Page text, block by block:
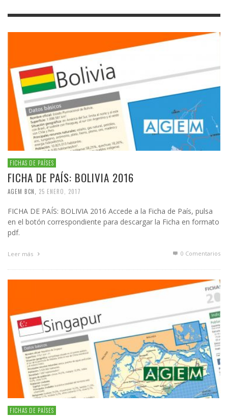
FICHAS DE PAÍSES
FICHA DE PAÍS: BOLIVIA 2016
AGEM BCN 25 ENERO, 2017
FICHA DE PAÍS: BOLIVIA 2016 Accede a la Ficha de País, pulsa
en el botón correspondiente para descargar la Ficha en formato
pdf.
Leer más 0 Comentarios
FICHAS DE PAÍSES